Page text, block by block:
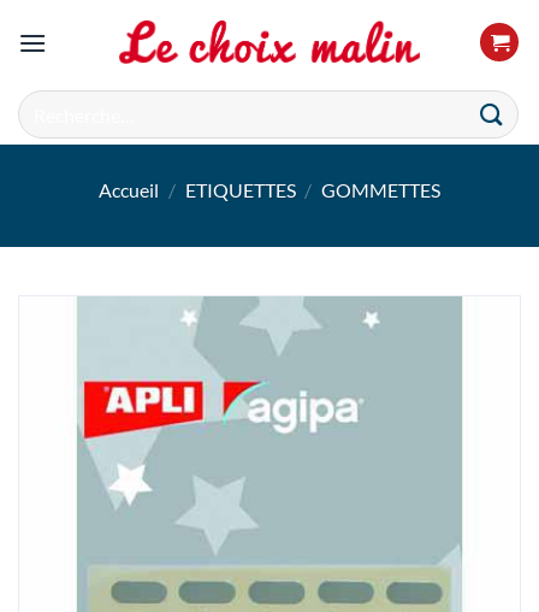
Recherche
pour :
Accueil / ETIQUETTES / GOMMETTES